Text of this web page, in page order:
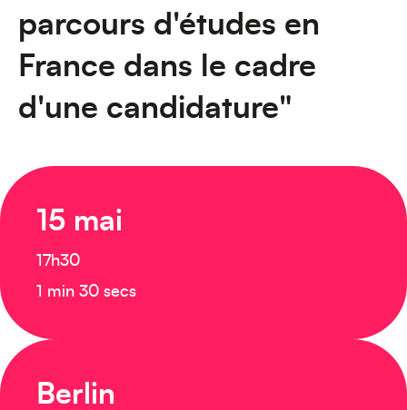
parcours d'études en
France dans le cadre
d'une candidature"
15 mai
17h30
1 min 30 secs
Berlin